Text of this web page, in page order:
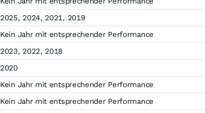
2025, 2024, 2021, 2019
Kein Jahr mit entsprechender Performance
2023, 2022, 2018
2020
Kein Jahr mit entsprechender Performance
Kein Jahr mit entsprechender Performance